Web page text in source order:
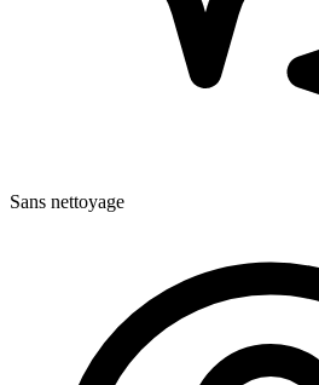
Sans nettoyage